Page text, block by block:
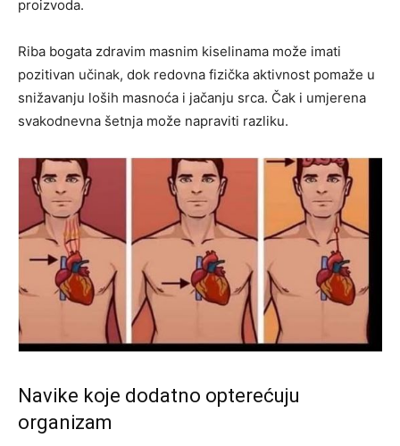
proizvoda.
Riba bogata zdravim masnim kiselinama može imati
pozitivan učinak, dok redovna fizička aktivnost pomaže u
snižavanju loših masnoća i jačanju srca. Čak i umjerena
svakodnevna šetnja može napraviti razliku.
Navike koje dodatno opterećuju
organizam